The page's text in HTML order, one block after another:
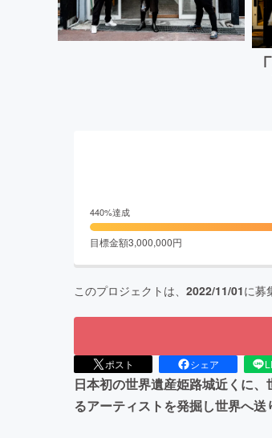
440%達成
目標金額3,000,000円
このプロジェクトは、 2022/11/01に募
ポスト シェア
日本初の世界遺産姫路城近くに
るアーティストを発掘し世界へ送